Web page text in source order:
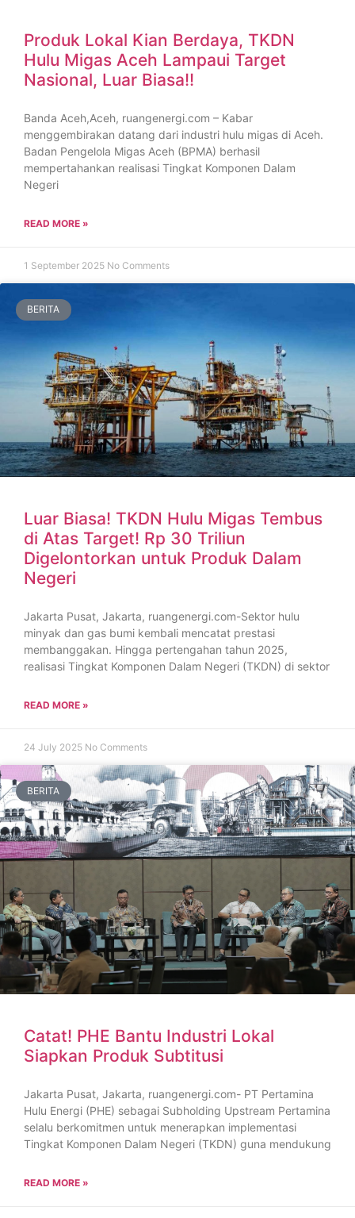
Produk Lokal Kian Berdaya, TKDN
Hulu Migas Aceh Lampaui Target
Nasional, Luar Biasa!!
Banda Aceh,Aceh, ruangenergi.com – Kabar
menggembirakan datang dari industri hulu migas di Aceh.
Badan Pengelola Migas Aceh (BPMA) berhasil
mempertahankan realisasi Tingkat Komponen Dalam
Negeri
READ MORE »
1 September 2025 No Comments
BERITA
Luar Biasa! TKDN Hulu Migas Tembus
di Atas Target! Rp 30 Triliun
Digelontorkan untuk Produk Dalam
Negeri
Jakarta Pusat, Jakarta, ruangenergi.com-Sektor hulu
minyak dan gas bumi kembali mencatat prestasi
membanggakan. Hingga pertengahan tahun 2025,
realisasi Tingkat Komponen Dalam Negeri (TKDN) di sektor
READ MORE »
24 July 2025 No Comments
BERITA
Catat! PHE Bantu Industri Lokal
Siapkan Produk Subtitusi
Jakarta Pusat, Jakarta, ruangenergi.com- PT Pertamina
Hulu Energi (PHE) sebagai Subholding Upstream Pertamina
selalu berkomitmen untuk menerapkan implementasi
Tingkat Komponen Dalam Negeri (TKDN) guna mendukung
READ MORE »